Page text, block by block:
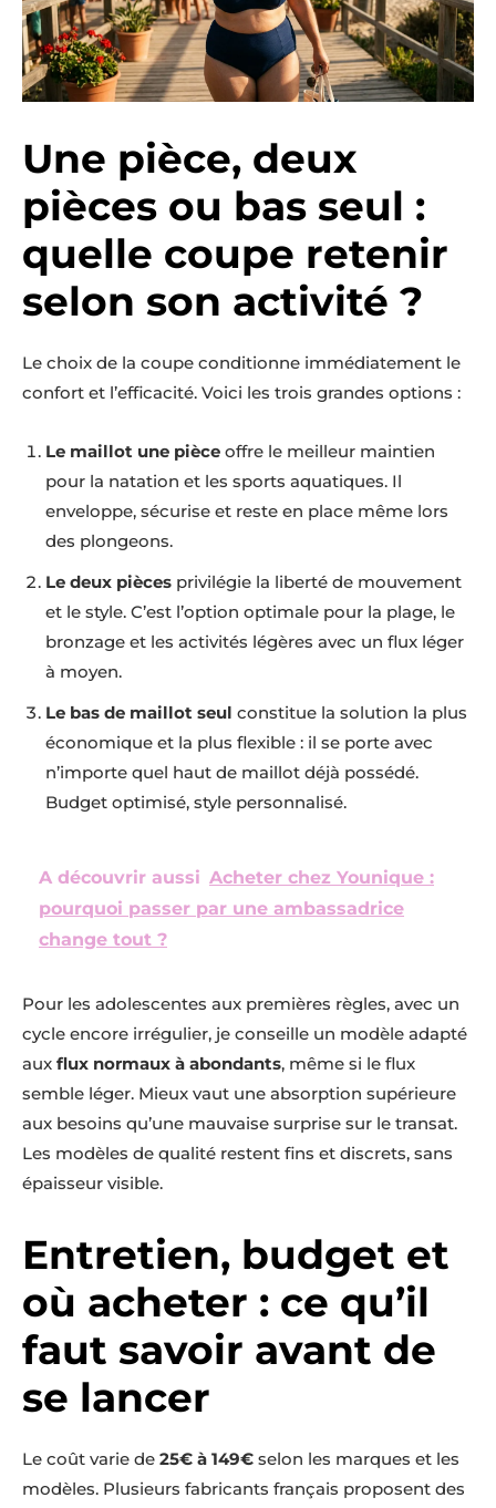
Une pièce, deux
pièces ou bas seul :
quelle coupe retenir
selon son activité ?
Le choix de la coupe conditionne immédiatement le
confort et l’efficacité. Voici les trois grandes options :
Le maillot une pièce offre le meilleur maintien
pour la natation et les sports aquatiques. Il
enveloppe, sécurise et reste en place même lors
des plongeons.
Le deux pièces privilégie la liberté de mouvement
et le style. C’est l’option optimale pour la plage, le
bronzage et les activités légères avec un flux léger
à moyen.
Le bas de maillot seul constitue la solution la plus
économique et la plus flexible : il se porte avec
n’importe quel haut de maillot déjà possédé.
Budget optimisé, style personnalisé.
A découvrir aussi Acheter chez Younique :
pourquoi passer par une ambassadrice
change tout ?
Pour les adolescentes aux premières règles, avec un
cycle encore irrégulier, je conseille un modèle adapté
aux flux normaux à abondants, même si le flux
semble léger. Mieux vaut une absorption supérieure
aux besoins qu’une mauvaise surprise sur le transat.
Les modèles de qualité restent fins et discrets, sans
épaisseur visible.
Entretien, budget et
où acheter : ce qu’il
faut savoir avant de
se lancer
Le coût varie de 25€ à 149€ selon les marques et les
modèles. Plusieurs fabricants français proposent des